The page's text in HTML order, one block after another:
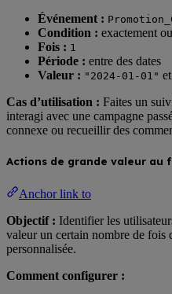
Événement :
Condition : exactement
Fois : 1
Période : entre des dates
Valeur : "2024-01-01" et
Cas d’utilisation : Faites un
interagi avec une campagne
connexe ou recueillir des
Actions de grande valeur au
Anchor link to
Objectif : Identifier les
valeur un certain nombre de fois
personnalisée.
Comment configurer :